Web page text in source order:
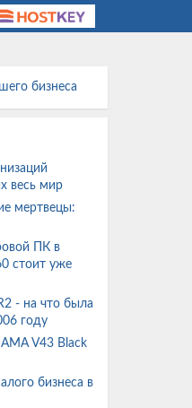
бизнеса
весь мир
мертвецы:
ПК в
стоит уже
- на что была
году
V43 Black
бизнеса в